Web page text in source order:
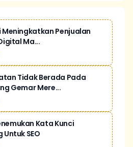
Penjualan
Ma...
Tidak Berada Pada
Gemar Mere...
Kata Kunci
Untuk SEO